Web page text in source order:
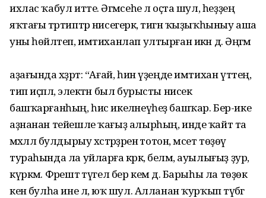
ихлас ҡабул итте. Әгәмәсеһе лә оҫта шул, һеҙҙең
яҡтағы тәртиптәр нисегерәк, тигән ҡыҙыҡһыныу аша
уны һөйләтеп, имтиханлап ултырған икән дә. Әңгәмә
аҙағында хәҙрәт: “Ағай, һин үҙеңде имтихан үттең,
тип иҫәплә, электән был бурысты нисек
башҡарғанһың, һис икеләнеүһеҙ башҡар. Бер-ике
аҙнанан тейешле ҡағыҙ алырһың, инде ҡайт та
мәхәллә булдырыу хәстәрҙәренә тотон, мәсет төҙөү
тураһында ла уйларға кәрәк, беләм, ауылығыҙ ҙур,
күркәм. Фәрештә түгел бер кем дә. Барыһы ла төҙөк
кенә булһа ине лә, юҡ шул. Алланан ҡурҡып тәүбәгә